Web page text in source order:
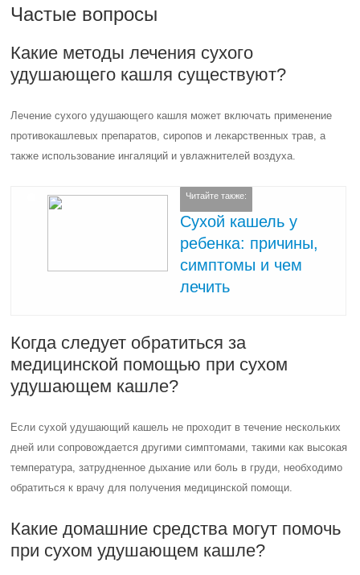
Частые вопросы
Какие методы лечения сухого
удушающего кашля существуют?
Лечение сухого удушающего кашля может включать применение
противокашлевых препаратов, сиропов и лекарственных трав, а
также использование ингаляций и увлажнителей воздуха.
Читайте также:
Сухой кашель у
ребенка: причины,
симптомы и чем
лечить
Когда следует обратиться за
медицинской помощью при сухом
удушающем кашле?
Если сухой удушающий кашель не проходит в течение нескольких
дней или сопровождается другими симптомами, такими как высокая
температура, затрудненное дыхание или боль в груди, необходимо
обратиться к врачу для получения медицинской помощи.
Какие домашние средства могут помочь
при сухом удушающем кашле?